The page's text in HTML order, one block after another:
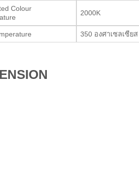
Colour
2000K
350 องศาเซลเซียส